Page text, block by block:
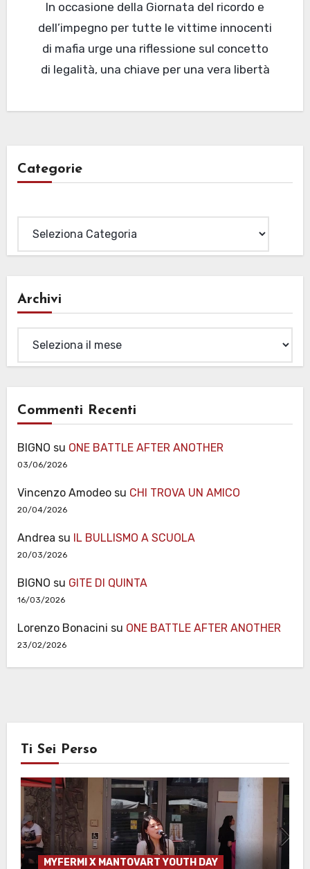
In occasione della Giornata del ricordo e
dell’impegno per tutte le vittime innocenti
di mafia urge una riflessione sul concetto
di legalità, una chiave per una vera libertà
Categorie
Archivi
Commenti Recenti
BIGNO su ONE BATTLE AFTER ANOTHER
03/06/2026
Vincenzo Amodeosu CHI TROVA UN AMICO
20/04/2026
Andrea su IL BULLISMO A SCUOLA
20/03/2026
BIGNO su GITE DI QUINTA
16/03/2026
Lorenzo Bonacini su ONE BATTLE AFTER ANOTHER
23/02/2026
Ti Sei Perso
MYFERMI X MANTOVART YOUTH DAY